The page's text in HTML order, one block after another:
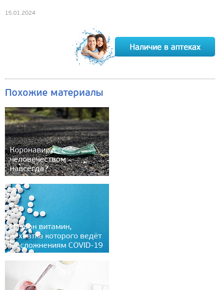
15.01.2024
Похожие материалы
Коронавирус: с
человечеством
навсегда?
Назван витамин,
нехватка которого ведёт
к осложнениям COVID-19